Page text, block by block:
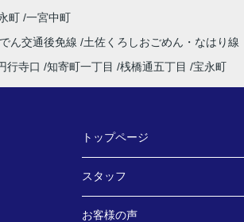
町 一宮中町
ん交通後免線
土佐くろしおごめん・なはり線
行寺口 知寄町一丁目 桟橋通五丁目 宝永町
トップページ
スタッフ
お客様の声